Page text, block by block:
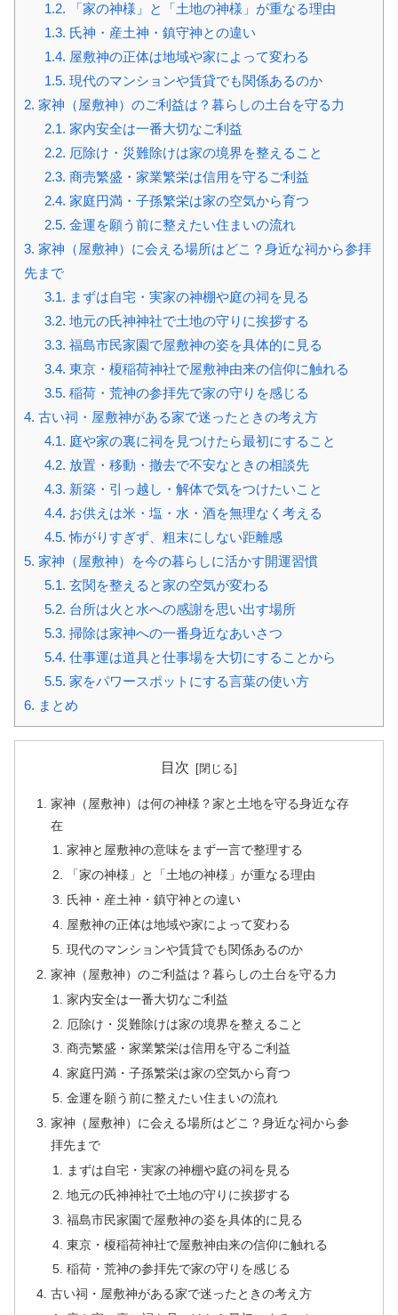
1.2. 「家の神様」と「土地の神様」が重なる理由
1.3. 氏神・産土神・鎮守神との違い
1.4. 屋敷神の正体は地域や家によって変わる
1.5. 現代のマンションや賃貸でも関係あるのか
2. 家神（屋敷神）のご利益は？暮らしの土台を守る力
2.1. 家内安全は一番大切なご利益
2.2. 厄除け・災難除けは家の境界を整えること
2.3. 商売繁盛・家業繁栄は信用を守るご利益
2.4. 家庭円満・子孫繁栄は家の空気から育つ
2.5. 金運を願う前に整えたい住まいの流れ
3. 家神（屋敷神）に会える場所はどこ？身近な祠から参拝
先まで
3.1. まずは自宅・実家の神棚や庭の祠を見る
3.2. 地元の氏神神社で土地の守りに挨拶する
3.3. 福島市民家園で屋敷神の姿を具体的に見る
3.4. 東京・榎稲荷神社で屋敷神由来の信仰に触れる
3.5. 稲荷・荒神の参拝先で家の守りを感じる
4. 古い祠・屋敷神がある家で迷ったときの考え方
4.1. 庭や家の裏に祠を見つけたら最初にすること
4.2. 放置・移動・撤去で不安なときの相談先
4.3. 新築・引っ越し・解体で気をつけたいこと
4.4. お供えは米・塩・水・酒を無理なく考える
4.5. 怖がりすぎず、粗末にしない距離感
5. 家神（屋敷神）を今の暮らしに活かす開運習慣
5.1. 玄関を整えると家の空気が変わる
5.2. 台所は火と水への感謝を思い出す場所
5.3. 掃除は家神への一番身近なあいさつ
5.4. 仕事運は道具と仕事場を大切にすることから
5.5. 家をパワースポットにする言葉の使い方
6. まとめ
目次
家神（屋敷神）は何の神様？家と土地を守る身近な存
在
家神と屋敷神の意味をまず一言で整理する
「家の神様」と「土地の神様」が重なる理由
氏神・産土神・鎮守神との違い
屋敷神の正体は地域や家によって変わる
現代のマンションや賃貸でも関係あるのか
家神（屋敷神）のご利益は？暮らしの土台を守る力
家内安全は一番大切なご利益
厄除け・災難除けは家の境界を整えること
商売繁盛・家業繁栄は信用を守るご利益
家庭円満・子孫繁栄は家の空気から育つ
金運を願う前に整えたい住まいの流れ
家神（屋敷神）に会える場所はどこ？身近な祠から参
拝先まで
まずは自宅・実家の神棚や庭の祠を見る
地元の氏神神社で土地の守りに挨拶する
福島市民家園で屋敷神の姿を具体的に見る
東京・榎稲荷神社で屋敷神由来の信仰に触れる
稲荷・荒神の参拝先で家の守りを感じる
古い祠・屋敷神がある家で迷ったときの考え方